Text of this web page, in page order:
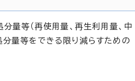
量等（再使用量、再生利用量、中
量等をできる限り減らすための